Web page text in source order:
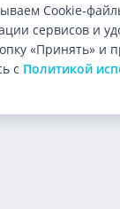
Cookie-
сервисов и
«Принять» и
с Политикой